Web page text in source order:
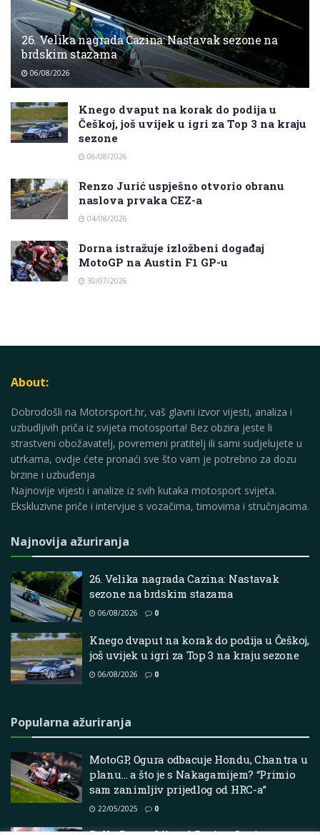
26. Velika nagrada Cazina: Nastavak sezone na
brdskim stazama
06/08/2026
Knego dvaput na korak do podija u
Češkoj, još uvijek u igri za Top 3 na kraju
sezone
06/08/2026
Renzo Jurić uspješno otvorio obranu
naslova prvaka CEZ-a
04/08/2026
Dorna istražuje izložbeni događaj
MotoGP na Austin F1 GP-u
30/07/2026
About:
Dobrodošli na Motorsport.hr, vaš glavni izvor vijesti, analiza i
uzbudljivih priča iz svijeta motosporta! Bez obzira jeste li
strastveni obožavatelj, povremeni pratitelj ili sami sudjelujete u
utrkama, ovdje ćete pronaći sve što vam je potrebno za dozu
brzine i uzbuđenja
Najnovije vijesti i analize iz svih kutaka motosport svijeta.
Ekskluzivne priče i intervjue s vozačima, timovima i stručnjacima.
Najnovija ažuriranja
26. Velika nagrada Cazina: Nastavak
sezone na brdskim stazama
06/08/2026 0
Knego dvaput na korak do podija u Češkoj,
još uvijek u igri za Top 3 na kraju sezone
06/08/2026 0
Popularna ažuriranja
MotoGP, Ogura odbacuje Hondu, Chantra u
planu… a što je s Nakagamijem? “Primio
sam zanimljiv prijedlog od HRC-a”
22/05/2025 0